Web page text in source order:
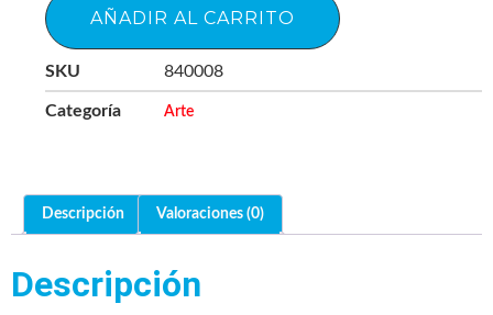
AÑADIR AL CARRITO
SKU 840008
Categoría Arte
Descripción Valoraciones (0)
Descripción